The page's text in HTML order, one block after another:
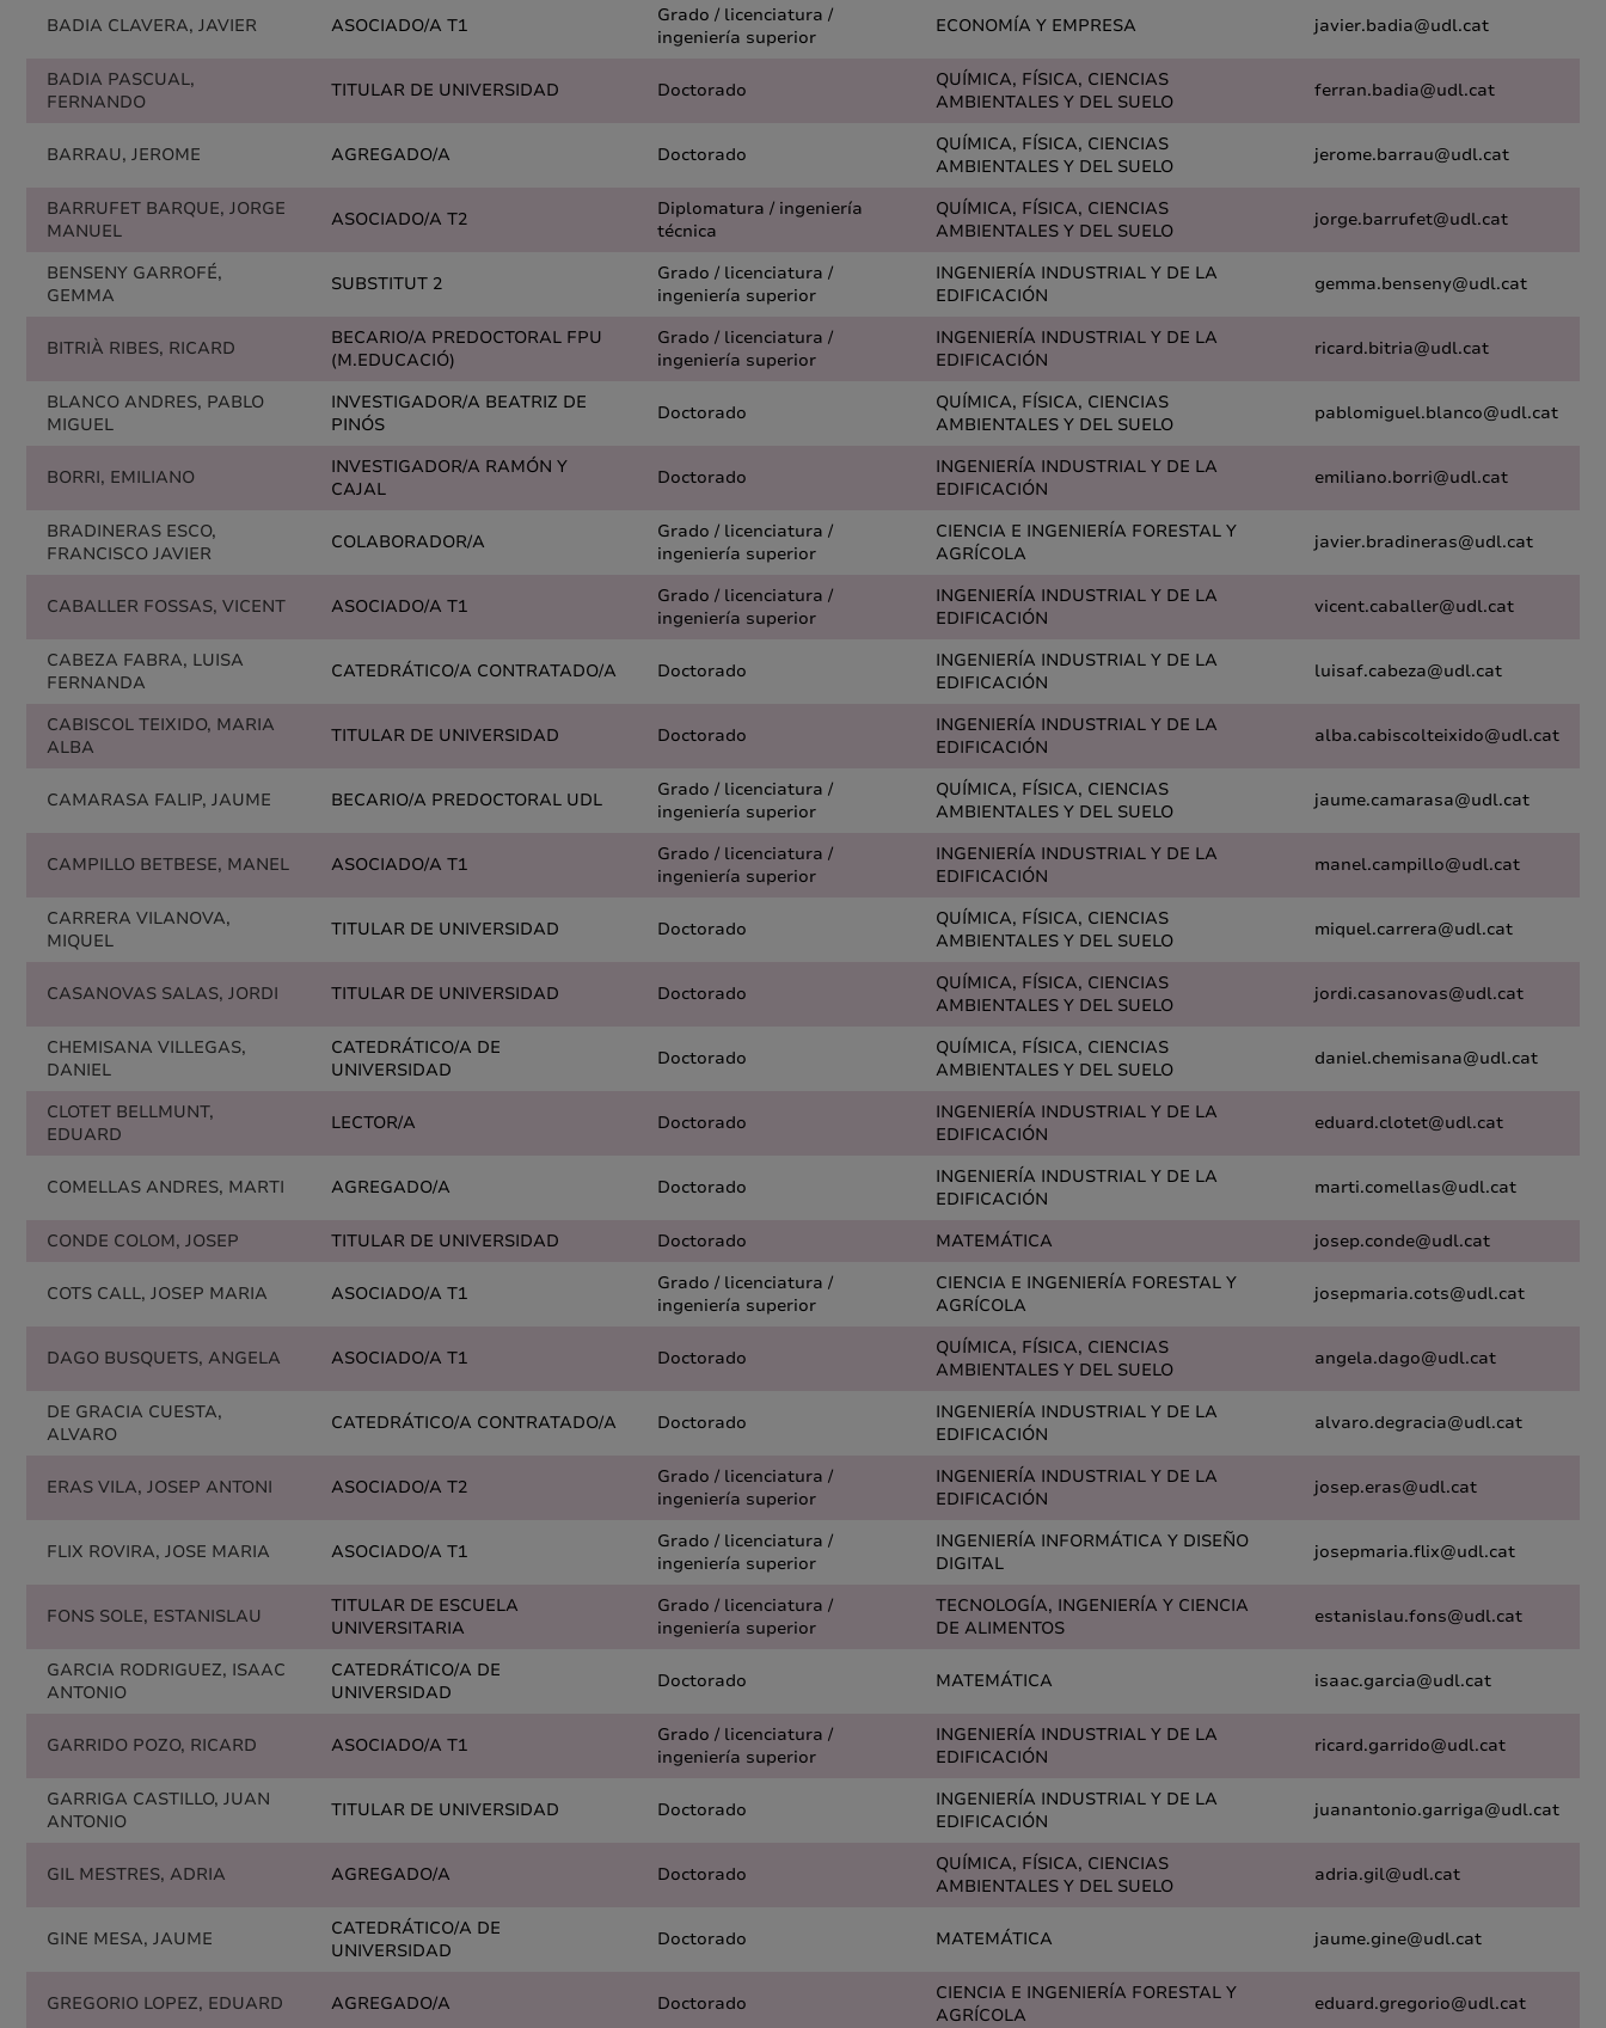
BADIA CLAVERA, JAVIER ASOCIADO/A T1
Grado / licenciatura /
ingeniería superior
ECONOMÍA Y EMPRESA javier.badia@udl.cat
BADIA PASCUAL,
FERNANDO
TITULAR DE UNIVERSIDAD Doctorado
QUÍMICA, FÍSICA, CIENCIAS
AMBIENTALES Y DEL SUELO
ferran.badia@udl.cat
BARRAU, JEROME AGREGADO/A Doctorado
QUÍMICA, FÍSICA, CIENCIAS
AMBIENTALES Y DEL SUELO
jerome.barrau@udl.cat
BARRUFET BARQUE, JORGE
MANUEL
ASOCIADO/A T2
Diplomatura / ingeniería
técnica
QUÍMICA, FÍSICA, CIENCIAS
AMBIENTALES Y DEL SUELO
jorge.barrufet@udl.cat
BENSENY GARROFÉ,
GEMMA
SUBSTITUT 2
Grado / licenciatura /
ingeniería superior
INGENIERÍA INDUSTRIAL Y DE LA
EDIFICACIÓN
gemma.benseny@udl.cat
BITRIÀ RIBES, RICARD
BECARIO/A PREDOCTORAL FPU
(M.EDUCACIÓ)
Grado / licenciatura /
ingeniería superior
INGENIERÍA INDUSTRIAL Y DE LA
EDIFICACIÓN
ricard.bitria@udl.cat
BLANCO ANDRES, PABLO
MIGUEL
INVESTIGADOR/A BEATRIZ DE
PINÓS
Doctorado
QUÍMICA, FÍSICA, CIENCIAS
AMBIENTALES Y DEL SUELO
pablomiguel.blanco@udl.cat
BORRI, EMILIANO
INVESTIGADOR/A RAMÓN Y
CAJAL
Doctorado
INGENIERÍA INDUSTRIAL Y DE LA
EDIFICACIÓN
emiliano.borri@udl.cat
BRADINERAS ESCO,
FRANCISCO JAVIER
COLABORADOR/A
Grado / licenciatura /
ingeniería superior
CIENCIA E INGENIERÍA FORESTAL Y
AGRÍCOLA
javier.bradineras@udl.cat
CABALLER FOSSAS, VICENT ASOCIADO/A T1
Grado / licenciatura /
ingeniería superior
INGENIERÍA INDUSTRIAL Y DE LA
EDIFICACIÓN
vicent.caballer@udl.cat
CABEZA FABRA, LUISA
FERNANDA
CATEDRÁTICO/A CONTRATADO/A Doctorado
INGENIERÍA INDUSTRIAL Y DE LA
EDIFICACIÓN
luisaf.cabeza@udl.cat
CABISCOL TEIXIDO, MARIA
ALBA
TITULAR DE UNIVERSIDAD Doctorado
INGENIERÍA INDUSTRIAL Y DE LA
EDIFICACIÓN
alba.cabiscolteixido@udl.cat
CAMARASA FALIP, JAUME BECARIO/A PREDOCTORAL UDL
Grado / licenciatura /
ingeniería superior
QUÍMICA, FÍSICA, CIENCIAS
AMBIENTALES Y DEL SUELO
jaume.camarasa@udl.cat
CAMPILLO BETBESE, MANEL ASOCIADO/A T1
Grado / licenciatura /
ingeniería superior
INGENIERÍA INDUSTRIAL Y DE LA
EDIFICACIÓN
manel.campillo@udl.cat
CARRERA VILANOVA,
MIQUEL
TITULAR DE UNIVERSIDAD Doctorado
QUÍMICA, FÍSICA, CIENCIAS
AMBIENTALES Y DEL SUELO
miquel.carrera@udl.cat
CASANOVAS SALAS, JORDI TITULAR DE UNIVERSIDAD Doctorado
QUÍMICA, FÍSICA, CIENCIAS
AMBIENTALES Y DEL SUELO
jordi.casanovas@udl.cat
CHEMISANA VILLEGAS,
DANIEL
CATEDRÁTICO/A DE
UNIVERSIDAD
Doctorado
QUÍMICA, FÍSICA, CIENCIAS
AMBIENTALES Y DEL SUELO
daniel.chemisana@udl.cat
CLOTET BELLMUNT,
EDUARD
LECTOR/A Doctorado
INGENIERÍA INDUSTRIAL Y DE LA
EDIFICACIÓN
eduard.clotet@udl.cat
COMELLAS ANDRES, MARTI AGREGADO/A Doctorado
INGENIERÍA INDUSTRIAL Y DE LA
EDIFICACIÓN
marti.comellas@udl.cat
CONDE COLOM, JOSEP TITULAR DE UNIVERSIDAD Doctorado MATEMÁTICA josep.conde@udl.cat
COTS CALL, JOSEP MARIA ASOCIADO/A T1
Grado / licenciatura /
ingeniería superior
CIENCIA E INGENIERÍA FORESTAL Y
AGRÍCOLA
josepmaria.cots@udl.cat
DAGO BUSQUETS, ANGELA ASOCIADO/A T1 Doctorado
QUÍMICA, FÍSICA, CIENCIAS
AMBIENTALES Y DEL SUELO
angela.dago@udl.cat
DE GRACIA CUESTA,
ALVARO
CATEDRÁTICO/A CONTRATADO/A Doctorado
INGENIERÍA INDUSTRIAL Y DE LA
EDIFICACIÓN
alvaro.degracia@udl.cat
ERAS VILA, JOSEP ANTONI ASOCIADO/A T2
Grado / licenciatura /
ingeniería superior
INGENIERÍA INDUSTRIAL Y DE LA
EDIFICACIÓN
josep.eras@udl.cat
FLIX ROVIRA, JOSE MARIA ASOCIADO/A T1
Grado / licenciatura /
ingeniería superior
INGENIERÍA INFORMÁTICA Y DISEÑO
DIGITAL
josepmaria.flix@udl.cat
FONS SOLE, ESTANISLAU
TITULAR DE ESCUELA
UNIVERSITARIA
Grado / licenciatura /
ingeniería superior
TECNOLOGÍA, INGENIERÍA Y CIENCIA
DE ALIMENTOS
estanislau.fons@udl.cat
GARCIA RODRIGUEZ, ISAAC
ANTONIO
CATEDRÁTICO/A DE
UNIVERSIDAD
Doctorado MATEMÁTICA isaac.garcia@udl.cat
GARRIDO POZO, RICARD ASOCIADO/A T1
Grado / licenciatura /
ingeniería superior
INGENIERÍA INDUSTRIAL Y DE LA
EDIFICACIÓN
ricard.garrido@udl.cat
GARRIGA CASTILLO, JUAN
ANTONIO
TITULAR DE UNIVERSIDAD Doctorado
INGENIERÍA INDUSTRIAL Y DE LA
EDIFICACIÓN
juanantonio.garriga@udl.cat
GIL MESTRES, ADRIA AGREGADO/A Doctorado
QUÍMICA, FÍSICA, CIENCIAS
AMBIENTALES Y DEL SUELO
adria.gil@udl.cat
GINE MESA, JAUME
CATEDRÁTICO/A DE
UNIVERSIDAD
Doctorado MATEMÁTICA jaume.gine@udl.cat
GREGORIO LOPEZ, EDUARD AGREGADO/A Doctorado
CIENCIA E INGENIERÍA FORESTAL Y
AGRÍCOLA
eduard.gregorio@udl.cat